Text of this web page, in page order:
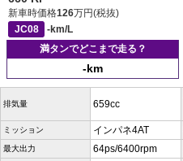
新車時価格126万円(税抜)
JC08
-km/L
満タンでどこまで走る？
-km
排気量 659cc
ミッション インパネ4AT
最大出力 64ps/6400rpm